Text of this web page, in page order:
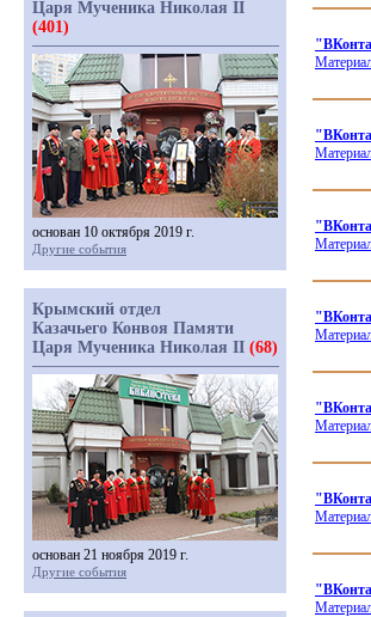
Царя Мученика Николая II
(401)
основан 10 октября 2019 г.
Другие события
Крымский отдел
Казачьего Конвоя Памяти
Царя Мученика Николая II (68)
основан 21 ноября 2019 г.
Другие события